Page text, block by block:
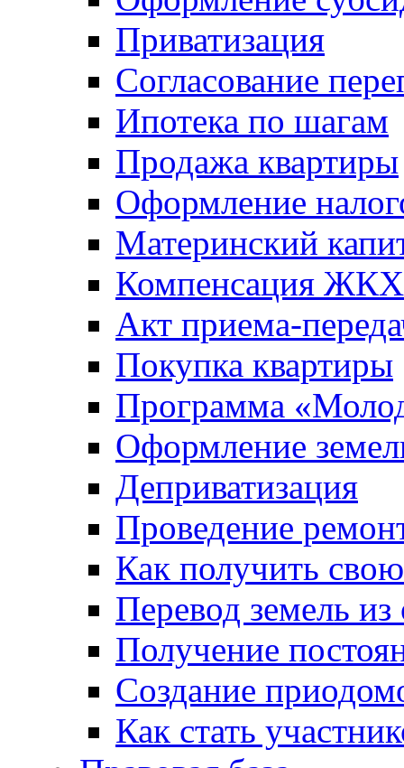
Приватизация
Согласование
Ипотека по шагам
Продажа квартиры
Оформление
Материнский
Компенсация ЖКХ
Акт приема-
Покупка квартиры
Программа
Оформление
Деприватизация
Проведение
Как получить
Перевод земель
Получение
Создание
Как стать